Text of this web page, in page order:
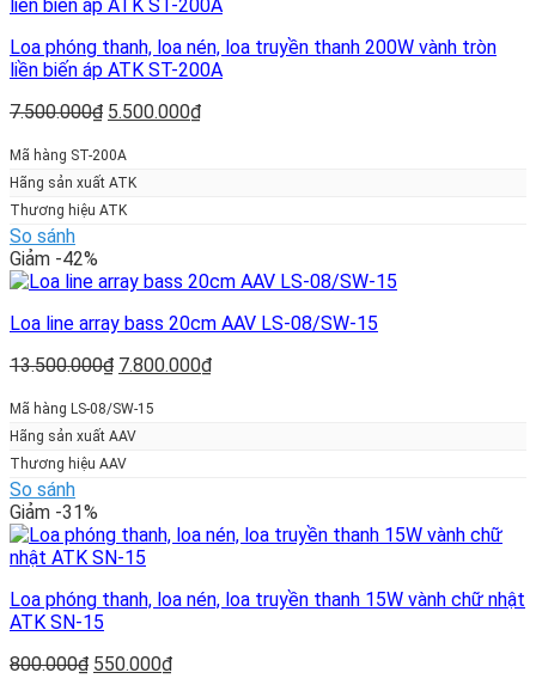
Loa phóng thanh, loa nén, loa truyền thanh 200W vành tròn
liền biến áp ATK ST-200A
7.500.000₫ Giá
là:
7.500.000₫.
5.500.000₫Giá
Mã hàng ST-200A
Hãng sản xuất ATK
Thương hiệu ATK
So sánh
Giảm -42%
Loa line array bass 20cm AAV LS-08/SW-15
13.500.000₫ Giá
là:
13.500.000₫.
7.800.000₫Giá
Mã hàng LS-08/SW-15
Hãng sản xuất AAV
Thương hiệu AAV
So sánh
Giảm -31%
Loa phóng thanh, loa nén, loa truyền thanh 15W vành chữ nhật
ATK SN-15
800.000₫ Giá
550.000₫Giá